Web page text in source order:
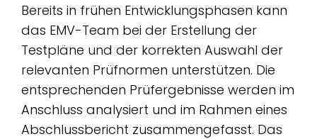
Bereits in frühen Entwicklungsphasen kann
das EMV-Team bei der Erstellung der
Testpläne und der korrekten Auswahl der
relevanten Prüfnormen unterstützen. Die
entsprechenden Prüfergebnisse werden im
Anschluss analysiert und im Rahmen eines
Abschlussbericht zusammengefasst. Das